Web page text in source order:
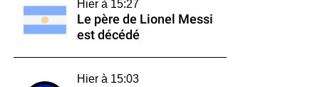
Hier à 15:27
Le père de Lionel Messi
est décédé
Hier à 15:03